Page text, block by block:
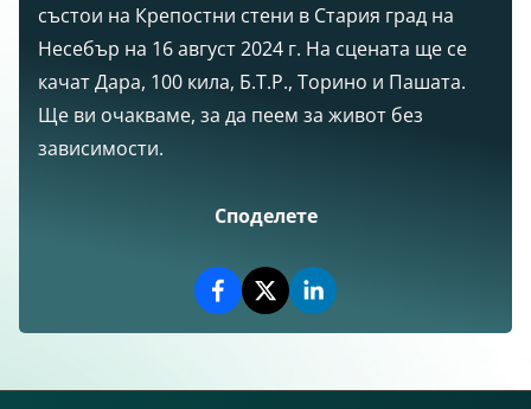
състои на Крепостни стени в Стария град на
Несебър на 16 август 2024 г. На сцената ще се
качат Дара, 100 кила, Б.Т.Р., Торино и Пашата.
Ще ви очакваме, за да пеем за живот без
зависимости.
Споделете